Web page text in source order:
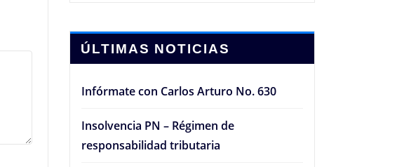
ÚLTIMAS NOTICIAS
Infórmate con Carlos Arturo No. 630
Insolvencia PN – Régimen de
responsabilidad tributaria